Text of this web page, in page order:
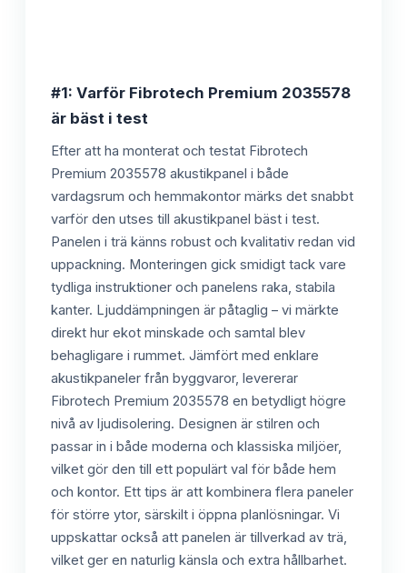
#1: Varför Fibrotech Premium 2035578
är bäst i test
Efter att ha monterat och testat Fibrotech
Premium 2035578 akustikpanel i både
vardagsrum och hemmakontor märks det snabbt
varför den utses till akustikpanel bäst i test.
Panelen i trä känns robust och kvalitativ redan vid
uppackning. Monteringen gick smidigt tack vare
tydliga instruktioner och panelens raka, stabila
kanter. Ljuddämpningen är påtaglig – vi märkte
direkt hur ekot minskade och samtal blev
behagligare i rummet. Jämfört med enklare
akustikpaneler från byggvaror, levererar
Fibrotech Premium 2035578 en betydligt högre
nivå av ljudisolering. Designen är stilren och
passar in i både moderna och klassiska miljöer,
vilket gör den till ett populärt val för både hem
och kontor. Ett tips är att kombinera flera paneler
för större ytor, särskilt i öppna planlösningar. Vi
uppskattar också att panelen är tillverkad av trä,
vilket ger en naturlig känsla och extra hållbarhet.